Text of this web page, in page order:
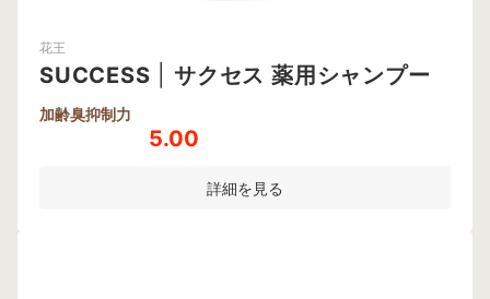
花王
SUCCESS サクセス 薬用シャンプー
加齢臭抑制力
5.00
詳細を見る